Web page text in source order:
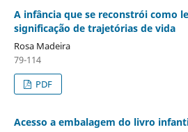
A infância que se reconstrói como
significação de trajetórias de vida
Rosa Madeira
79-114
PDF
Acesso a embalagem do livro